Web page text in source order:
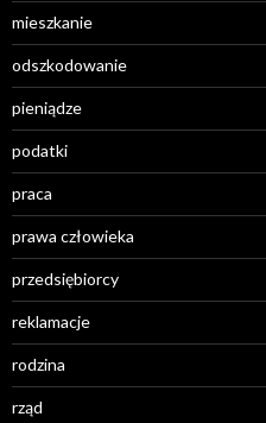
mieszkanie
odszkodowanie
pieniądze
podatki
praca
prawa człowieka
przedsiębiorcy
reklamacje
rodzina
rząd